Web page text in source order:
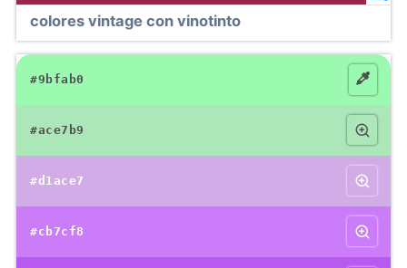
colores vintage con vinotinto
#9bfab0
#ace7b9
#d1ace7
#cb7cf8